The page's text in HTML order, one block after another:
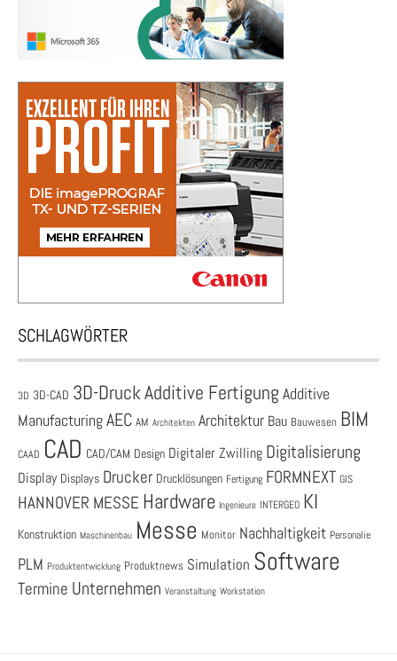
SCHLAGWÖRTER
3D 3D-CAD 3D-DruckAdditive Fertigung Additive
ManufacturingAEC AM Architekten Architektur Bau Bauwesen BIM
CAAD CAD CAD/CAM Design Digitaler Zwilling Digitalisierung
Display Displays Drucker Drucklösungen Fertigung FORMNEXT GIS
HANNOVER MESSE Hardware Ingenieure INTERGEO KI
Konstruktion Maschinenbau Messe Monitor Nachhaltigkeit Personalie
PLM Produktentwicklung Produktnews Simulation Software
Termine Unternehmen Veranstaltung Workstation